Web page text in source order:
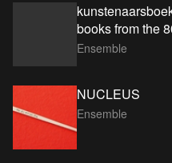
books from the
Ensemble
NUCLEUS
Ensemble